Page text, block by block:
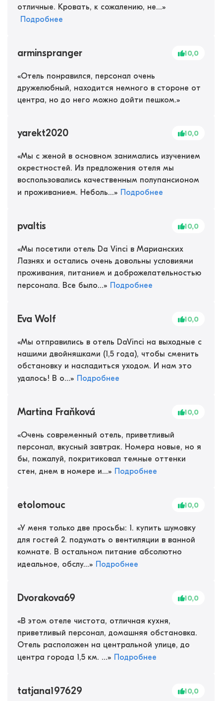
отличные. Кровать, к сожалению, не...»
Подробнее
arminspranger 10,0
«Отель понравился, персонал очень
дружелюбный, находится немного в стороне от
центра, но до него можно дойти пешком.»
yarekt2020 10,0
«Мы с женой в основном занимались изучением
окрестностей. Из предложения отеля мы
воспользовались качественным полупансионом
и проживанием. Неболь...» Подробнее
pvaltis 10,0
«Мы посетили отель Da Vinci в Марианских
Лазнях и остались очень довольны условиями
проживания, питанием и доброжелательностью
персонала. Все было...» Подробнее
Eva Wolf 10,0
«Мы отправились в отель DaVinci на выходные с
нашими двойняшками (1,5 года), чтобы сменить
обстановку и насладиться уходом. И нам это
удалось! В о...» Подробнее
Martina Fraňková 10,0
«Очень современный отель, приветливый
персонал, вкусный завтрак. Номера новые, но я
бы, пожалуй, покритиковал темные оттенки
стен, днем в номере и...» Подробнее
etolomouc 10,0
«У меня только две просьбы: 1. купить шумовку
для гостей 2. подумать о вентиляции в ванной
комнате. В остальном питание абсолютно
идеальное, обслу...» Подробнее
Dvorakova69 10,0
«В этом отеле чистота, отличная кухня,
приветливый персонал, домашняя обстановка.
Отель расположен на центральной улице, до
центра города 1,5 км. ...» Подробнее
tatjana197629 10,0